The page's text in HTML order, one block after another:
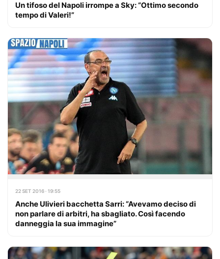
Un tifoso del Napoli irrompe a Sky: “Ottimo secondo
tempo di Valeri!”
22 SET 2016 · 19:55
Anche Ulivieri bacchetta Sarri: “Avevamo deciso di
non parlare di arbitri, ha sbagliato. Così facendo
danneggia la sua immagine”